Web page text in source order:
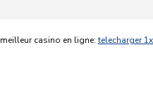
meilleur casino en ligne:telecharger